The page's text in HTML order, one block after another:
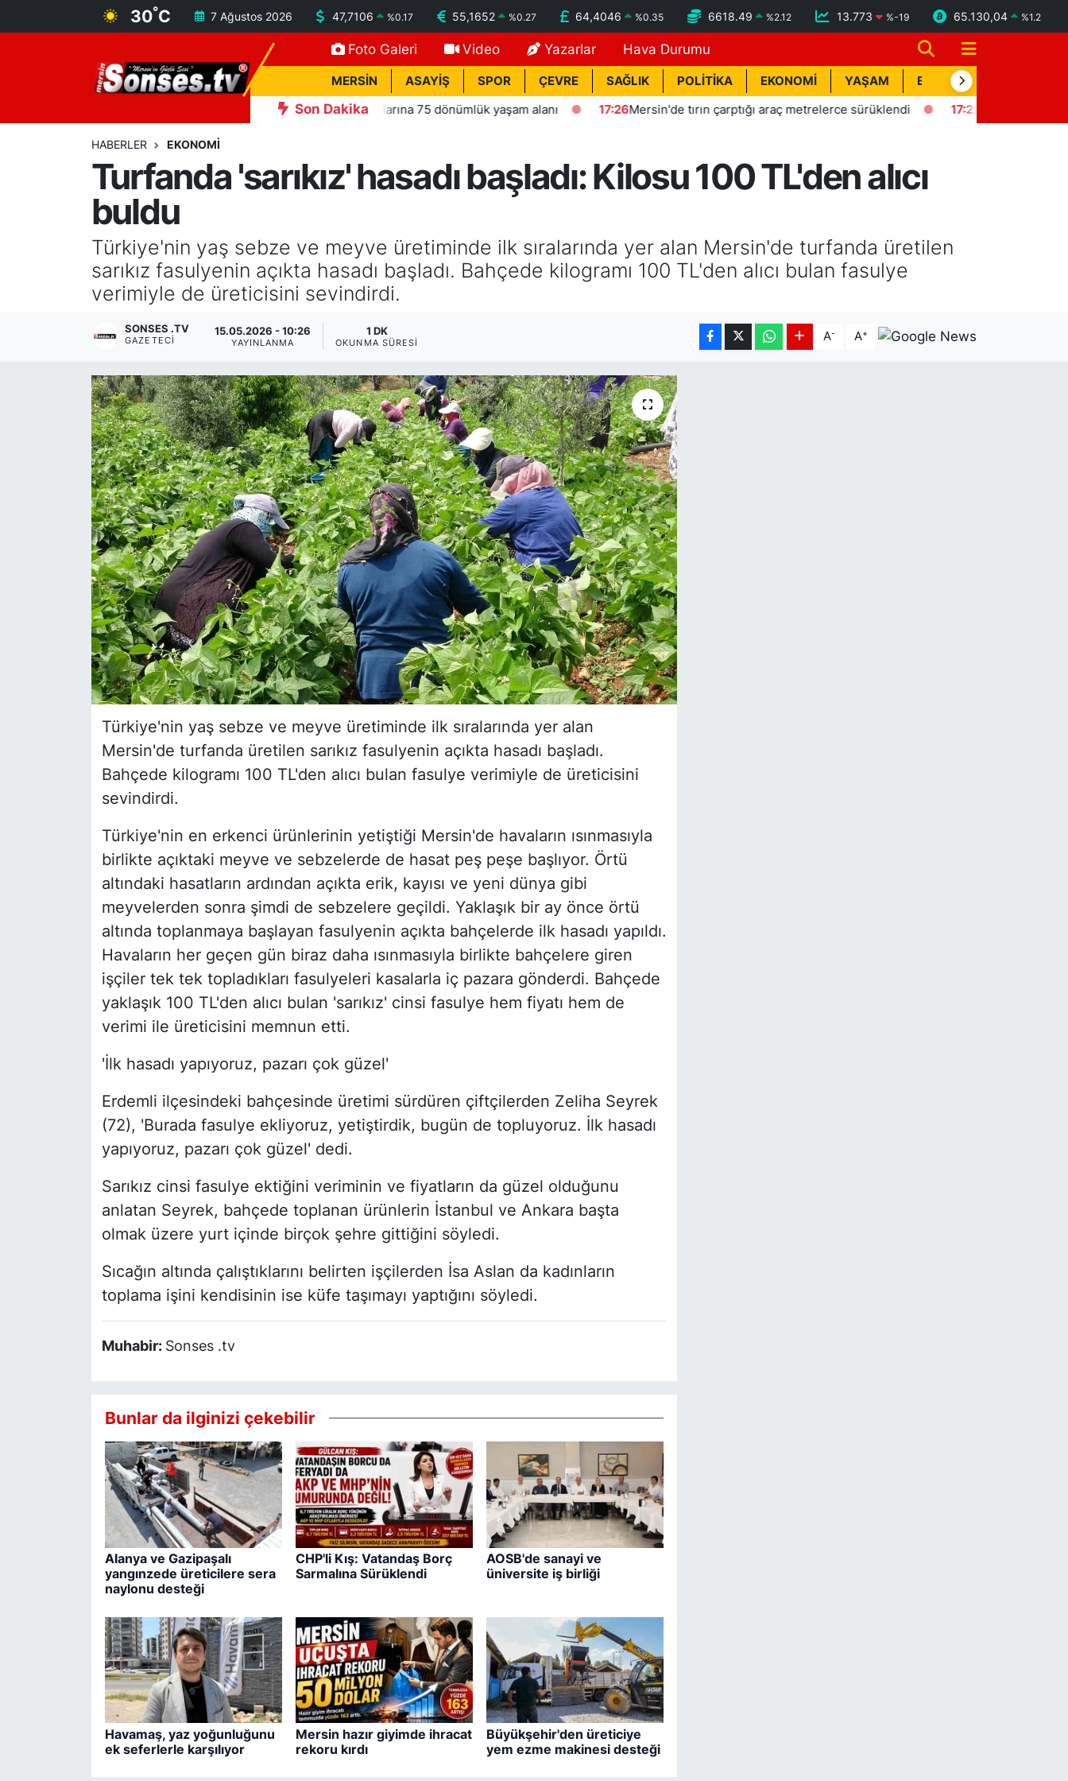
30°C 7 Ağustos 2026 47,7106 %0.17 55,1652 %0.27 64,4046 %0.35 6618.49 %2.12 13.773 %-19 65.130,04 %1.2
Foto Galeri Video Yazarlar Hava Durumu
MERSİN ASAYİŞ SPOR ÇEVRE SAĞLIK POLİTİKA EKONOMİ YAŞAM BİK İLAN
Son Dakika
Manavgat'ta sokak hayvanlarına 75 dönümlük yaşam alanı 17:26Mersin'de tırın çarptığı araç metrelerce sürüklendi 17:22Tarsus'ta kırsal
HABERLER EKONOMİ
Turfanda 'sarıkız' hasadı başladı: Kilosu 100 TL'den alıcı
buldu
Türkiye'nin yaş sebze ve meyve üretiminde ilk sıralarında yer alan Mersin'de turfanda üretilen
sarıkız fasulyenin açıkta hasadı başladı. Bahçede kilogramı 100 TL'den alıcı bulan fasulye
verimiyle de üreticisini sevindirdi.
SONSES .TV
GAZETECI
15.05.2026 - 10:26
YAYINLANMA
1 DK
OKUNMA SÜRESI A- A+
Türkiye'nin yaş sebze ve meyve üretiminde ilk sıralarında yer alan
Mersin'de turfanda üretilen sarıkız fasulyenin açıkta hasadı başladı.
Bahçede kilogramı 100 TL'den alıcı bulan fasulye verimiyle de üreticisini
sevindirdi.
Türkiye'nin en erkenci ürünlerinin yetiştiği Mersin'de havaların ısınmasıyla
birlikte açıktaki meyve ve sebzelerde de hasat peş peşe başlıyor. Örtü
altındaki hasatların ardından açıkta erik, kayısı ve yeni dünya gibi
meyvelerden sonra şimdi de sebzelere geçildi. Yaklaşık bir ay önce örtü
altında toplanmaya başlayan fasulyenin açıkta bahçelerde ilk hasadı yapıldı.
Havaların her geçen gün biraz daha ısınmasıyla birlikte bahçelere giren
işçiler tek tek topladıkları fasulyeleri kasalarla iç pazara gönderdi. Bahçede
yaklaşık 100 TL'den alıcı bulan 'sarıkız' cinsi fasulye hem fiyatı hem de
verimi ile üreticisini memnun etti.
'İlk hasadı yapıyoruz, pazarı çok güzel'
Erdemli ilçesindeki bahçesinde üretimi sürdüren çiftçilerden Zeliha Seyrek
(72), 'Burada fasulye ekliyoruz, yetiştirdik, bugün de topluyoruz. İlk hasadı
yapıyoruz, pazarı çok güzel' dedi.
Sarıkız cinsi fasulye ektiğini veriminin ve fiyatların da güzel olduğunu
anlatan Seyrek, bahçede toplanan ürünlerin İstanbul ve Ankara başta
olmak üzere yurt içinde birçok şehre gittiğini söyledi.
Sıcağın altında çalıştıklarını belirten işçilerden İsa Aslan da kadınların
toplama işini kendisinin ise küfe taşımayı yaptığını söyledi.
Muhabir: Sonses .tv
Bunlar da ilginizi çekebilir
Alanya ve Gazipaşalı
yangınzede üreticilere sera
naylonu desteği
CHP'li Kış: Vatandaş Borç
Sarmalına Sürüklendi
AOSB'de sanayi ve
üniversite iş birliği
Havamaş, yaz yoğunluğunu
ek seferlerle karşılıyor
Mersin hazır giyimde ihracat
rekoru kırdı
Büyükşehir'den üreticiye
yem ezme makinesi desteği
MERSİN
GÜNÜN MANŞETİ
DÜNYA
KÜLTÜR - SANAT
MAGAZİN
Siyaset
YEREL HABER
Haberde insan
Tanıtım
Mersin Nöbetçi Eczaneler
Mersin Namaz Vakitleri
Mersin Trafik Yoğunluk Haritası
Süper Lig Puan Durumu ve Fikstür
Tüm Manşetler
Son Dakika Haberleri
Haber Arşivi